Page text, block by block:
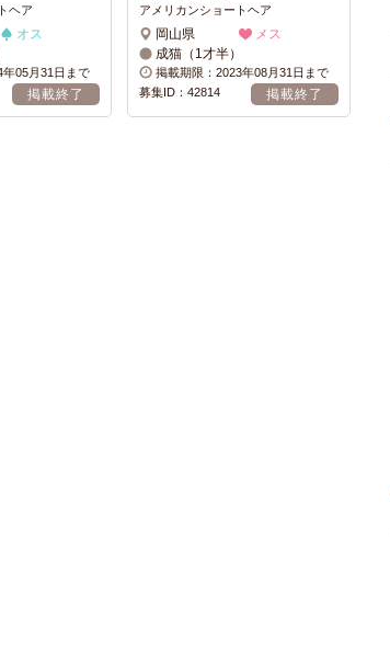
ヘア
オス
05月31日まで
掲載終了
アメリカンショートヘア
岡山県
メス
成猫（1才半）
掲載期限：2023年08月31日まで
募集ID：42814
掲載終了